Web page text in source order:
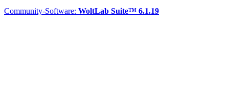
Community-Software: WoltLab Suite™ 6.1.19